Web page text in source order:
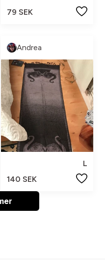
79 SEK
Andrea
L
140 SEK